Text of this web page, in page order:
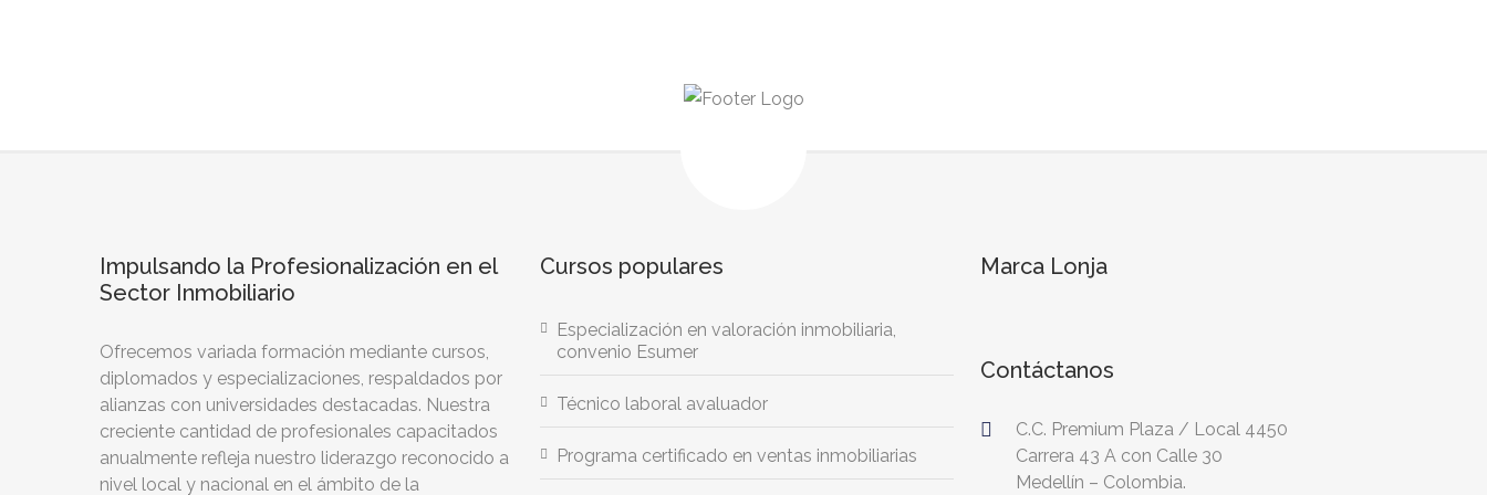
Impulsando la Profesionalización en el
Sector Inmobiliario
Ofrecemos variada formación mediante cursos,
diplomados y especializaciones, respaldados por
alianzas con universidades destacadas. Nuestra
creciente cantidad de profesionales capacitados
anualmente refleja nuestro liderazgo reconocido a
nivel local y nacional en el ámbito de la
Cursos populares
Especialización en valoración inmobiliaria,
convenio Esumer
Técnico laboral avaluador
Programa certificado en ventas inmobiliarias
Marca Lonja
Contáctanos
C.C. Premium Plaza / Local 4450
Carrera 43 A con Calle 30
Medellín – Colombia.